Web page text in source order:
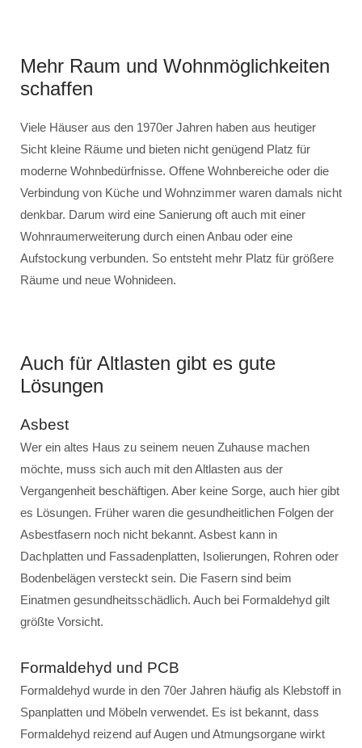
Mehr Raum und Wohnmöglichkeiten
schaffen
Viele Häuser aus den 1970er Jahren haben aus heutiger
Sicht kleine Räume und bieten nicht genügend Platz für
moderne Wohnbedürfnisse. Offene Wohnbereiche oder die
Verbindung von Küche und Wohnzimmer waren damals nicht
denkbar. Darum wird eine Sanierung oft auch mit einer
Wohnraumerweiterung durch einen Anbau oder eine
Aufstockung verbunden. So entsteht mehr Platz für größere
Räume und neue Wohnideen.
Auch für Altlasten gibt es gute
Lösungen
Asbest
Wer ein altes Haus zu seinem neuen Zuhause machen
möchte, muss sich auch mit den Altlasten aus der
Vergangenheit beschäftigen. Aber keine Sorge, auch hier gibt
es Lösungen. Früher waren die gesundheitlichen Folgen der
Asbestfasern noch nicht bekannt. Asbest kann in
Dachplatten und Fassadenplatten, Isolierungen, Rohren oder
Bodenbelägen versteckt sein. Die Fasern sind beim
Einatmen gesundheitsschädlich. Auch bei Formaldehyd gilt
größte Vorsicht.
Formaldehyd und PCB
Formaldehyd wurde in den 70er Jahren häufig als Klebstoff in
Spanplatten und Möbeln verwendet. Es ist bekannt, dass
Formaldehyd reizend auf Augen und Atmungsorgane wirkt